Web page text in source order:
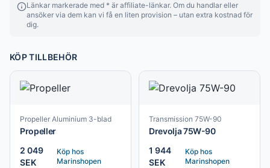
Länkar markerade med * är affiliate-länkar. Om du handlar eller
ansöker via dem kan vi få en liten provision – utan extra kostnad för
dig.
KÖP TILLBEHÖR
Propeller Aluminium 3-blad
Propeller
2 049
SEK
Köp hos
Marinshopen
Transmission 75W-90
Drevolja 75W-90
1 944
SEK
Köp hos
Marinshopen